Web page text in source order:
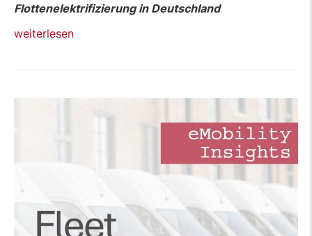
Flottenelektrifizierung in Deutschland
„Pressemitteilung:
2026“
weiterlesen